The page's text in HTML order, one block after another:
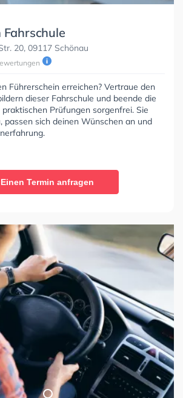
20, 09117 Schönau
Führerschein erreichen? Vertraue den
dieser Fahrschule und beende die
Prüfungen sorgenfrei. Sie
passen sich deinen Wünschen an und
Einen Termin anfragen